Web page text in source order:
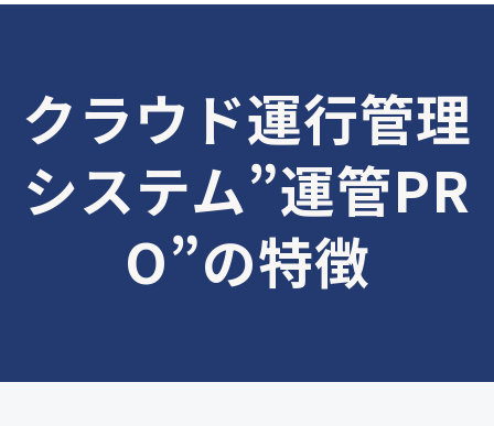
クラウド運行管理
システム”運管PR
O”の特徴